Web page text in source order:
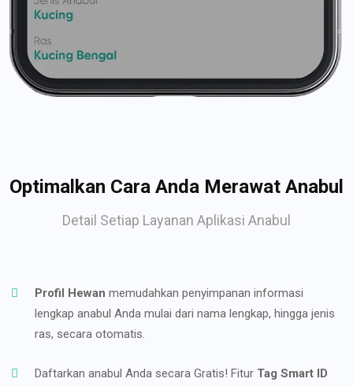
Optimalkan Cara Anda Merawat Anabul
Detail Setiap Layanan Aplikasi Anabul
Profil Hewan memudahkan penyimpanan informasi
lengkap anabul Anda mulai dari nama lengkap, hingga jenis
ras, secara otomatis.
Daftarkan anabul Anda secara Gratis! Fitur Tag Smart ID